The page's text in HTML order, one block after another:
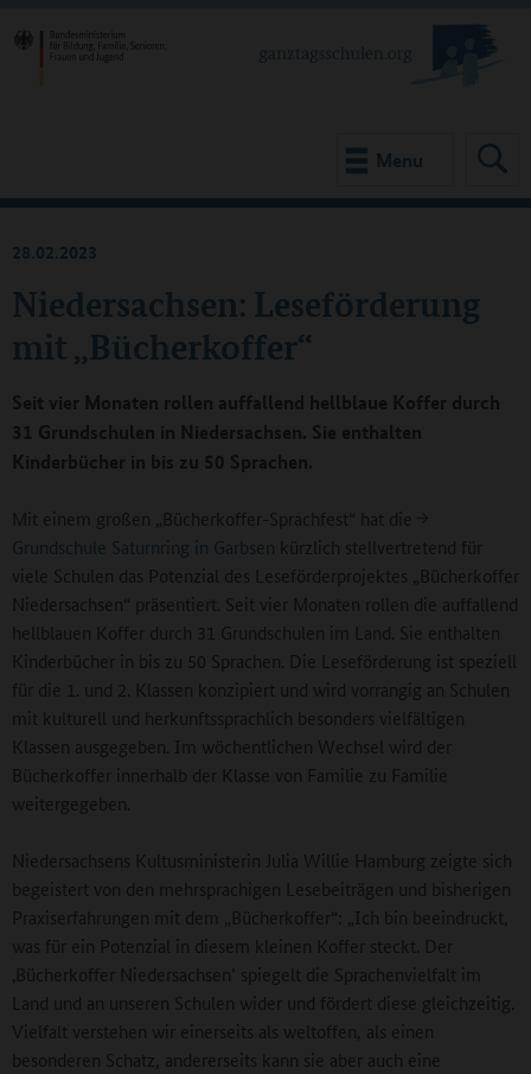
Menu
Niedersachsen: Leseförderung
mit „Bücherkoffer“
28.02.2023
Seit vier Monaten rollen auffallend hellblaue Koffer durch
31 Grundschulen in Niedersachsen. Sie enthalten
Kinderbücher in bis zu 50 Sprachen.
Mit einem großen „Bücherkoffer-Sprachfest“ hat die
Grundschule Saturnring in Garbsen kürzlich stellvertretend für
viele Schulen das Potenzial des Leseförderprojektes „Bücherkoffer
Niedersachsen“ präsentiert. Seit vier Monaten rollen die auffallend
hellblauen Koffer durch 31 Grundschulen im Land. Sie enthalten
Kinderbücher in bis zu 50 Sprachen. Die Leseförderung ist speziell
für die 1. und 2. Klassen konzipiert und wird vorrangig an Schulen
mit kulturell und herkunftssprachlich besonders vielfältigen
Klassen ausgegeben. Im wöchentlichen Wechsel wird der
Bücherkoffer innerhalb der Klasse von Familie zu Familie
weitergegeben.
Niedersachsens Kultusministerin Julia Willie Hamburg zeigte sich
begeistert von den mehrsprachigen Lesebeiträgen und bisherigen
Praxiserfahrungen mit dem „Bücherkoffer“: „Ich bin beeindruckt,
was für ein Potenzial in diesem kleinen Koffer steckt. Der
‚Bücherkoffer Niedersachsen’ spiegelt die Sprachenvielfalt im
Land und an unseren Schulen wider und fördert diese gleichzeitig.
Vielfalt verstehen wir einerseits als weltoffen, als einen
besonderen Schatz, andererseits kann sie aber auch eine